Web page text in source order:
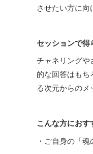
させたい方に向
セッションで得
チャネリングや
的な回答はもち
る次元からのメ
こんな方におす
・ご自身の「